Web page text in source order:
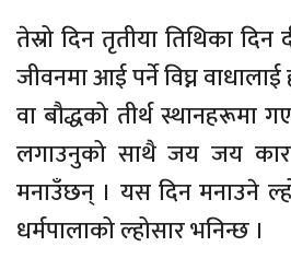
तेस्रो दिन तृतीया तिथिका दिन
जीवनमा आई पर्ने विघ्न
वा बौद्धको तीर्थ स्थानहरूमा
लगाउनुको साथै जय जय
मनाउँछन् । यस दिन मनाउने
धर्मपालाको ल्होसार भनिन्छ ।